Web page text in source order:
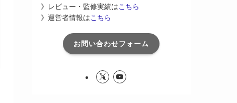
》レビュー・監修実績はこちら
》運営者情報はこちら
お問い合わせフォーム